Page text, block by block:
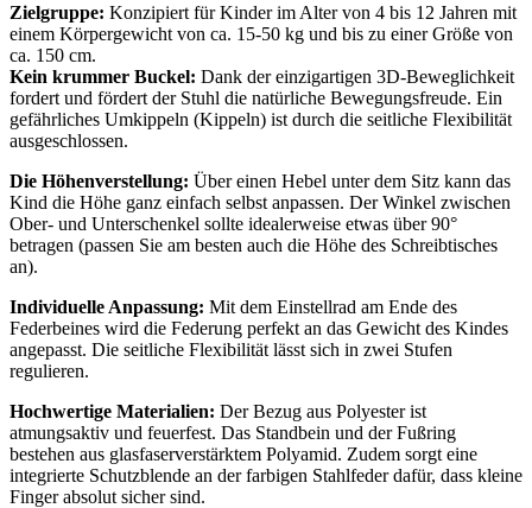
Zielgruppe: Konzipiert für Kinder im Alter von 4 bis 12 Jahren mit
einem Körpergewicht von ca. 15-50 kg und bis zu einer Größe von
ca. 150 cm.
Kein krummer Buckel: Dank der einzigartigen 3D-Beweglichkeit
fordert und fördert der Stuhl die natürliche Bewegungsfreude. Ein
gefährliches Umkippeln (Kippeln) ist durch die seitliche Flexibilität
ausgeschlossen.
Die Höhenverstellung: Über einen Hebel unter dem Sitz kann das
Kind die Höhe ganz einfach selbst anpassen. Der Winkel zwischen
Ober- und Unterschenkel sollte idealerweise etwas über 90°
betragen (passen Sie am besten auch die Höhe des Schreibtisches
an).
Individuelle Anpassung: Mit dem Einstellrad am Ende des
Federbeines wird die Federung perfekt an das Gewicht des Kindes
angepasst. Die seitliche Flexibilität lässt sich in zwei Stufen
regulieren.
Hochwertige Materialien: Der Bezug aus Polyester ist
atmungsaktiv und feuerfest. Das Standbein und der Fußring
bestehen aus glasfaserverstärktem Polyamid. Zudem sorgt eine
integrierte Schutzblende an der farbigen Stahlfeder dafür, dass kleine
Finger absolut sicher sind.